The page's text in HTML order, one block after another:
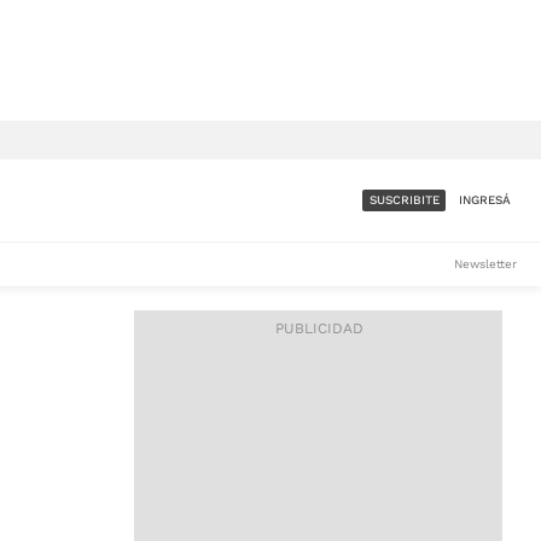
ACCESO FULL - $1.800/MES
SUSCRIBITE INGRESÁ
Newsletter